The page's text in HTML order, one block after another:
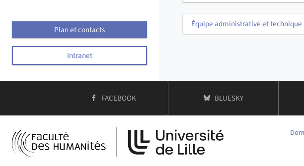
Plan et contacts
Intranet
Équipe administrative et technique
COMPTE
FACEBOOK COMPTE
BLUESKYDE FACULTÉ DES